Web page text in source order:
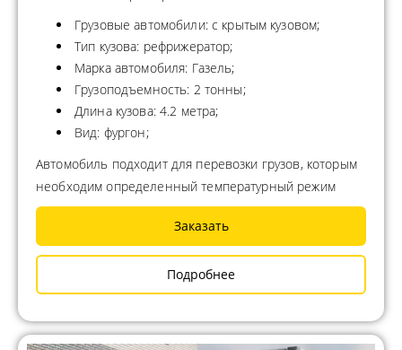
Грузовые автомобили: с крытым кузовом;
Тип кузова: рефрижератор;
Марка автомобиля: Газель;
Грузоподъемность: 2 тонны;
Длина кузова: 4.2 метра;
Вид: фургон;
Автомобиль подходит для перевозки грузов, которым
необходим определенный температурный режим
Заказать
Подробнее